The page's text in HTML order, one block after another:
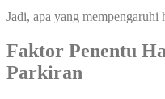
Jadi, apa yang mempengaruhi
Faktor Penentu
Parkiran